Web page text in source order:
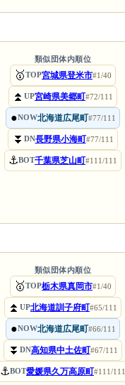
類似団体内順位
🥇TOP宮城県登米市#1/40
⏫ UP宮崎県美郷町#72/111
●NOW北海道広尾町#77/111
⏬ DN長野県小海町#77/111
⚓BOT千葉県芝山町#111/111
類似団体内順位
🥇TOP栃木県真岡市#1/40
⏫ UP北海道訓子府町#65/111
●NOW北海道広尾町#66/111
⏬ DN高知県中土佐町#67/111
⚓BOT愛媛県久万高原町#111/111